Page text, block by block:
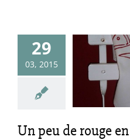
29
03, 2015
de rouge en
& matières
Un peu de rouge